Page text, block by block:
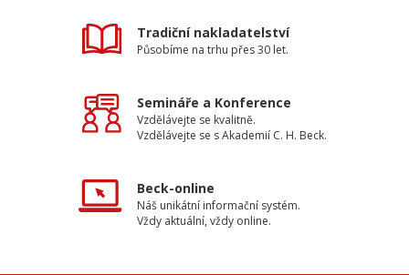
Tradiční nakladatelství
Působíme na trhu přes 30 let.
Semináře a Konference
Vzdělávejte se kvalitně.
Vzdělávejte se s Akademií C. H. Beck.
Beck-online
Náš unikátní informační systém.
Vždy aktuální, vždy online.